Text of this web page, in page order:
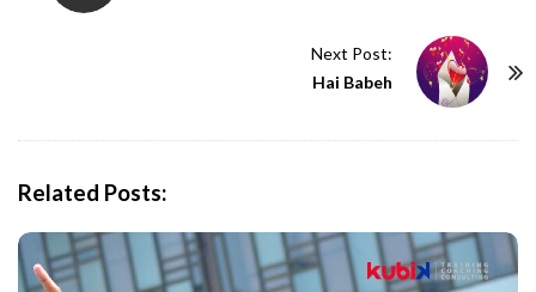
Next Post:
Hai Babeh
Related Posts: